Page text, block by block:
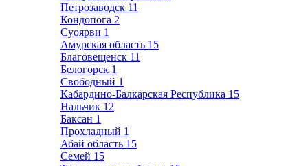
Петрозаводск 11
Кондопога 2
Суоярви 1
Амурская область 15
Благовещенск 11
Белогорск 1
Свободный 1
Кабардино-Балкарская Республика 15
Нальчик 12
Баксан 1
Прохладный 1
Абай область 15
Семей 15